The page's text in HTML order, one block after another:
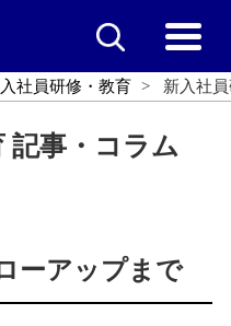
社員研修・教育 新入社
記事・コラム
ーアップまで